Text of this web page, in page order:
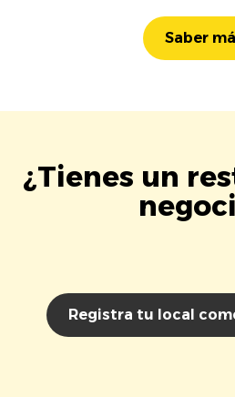
Saber
¿Tienes un
Registra tu local